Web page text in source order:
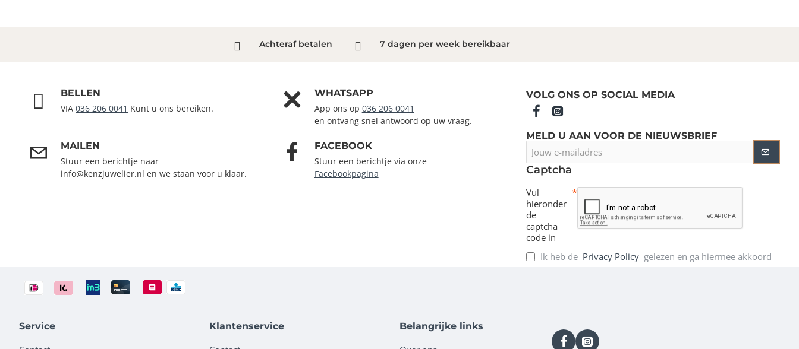
Achteraf betalen 7 dagen per week bereikbaar
BELLEN
VIA 036 206 0041 Kunt u ons bereiken.
WHATSAPP
App ons op 036 206 0041
en ontvang snel antwoord op uw vraag.
MAILEN
Stuur een berichtje naar
info@kenzjuwelier.nl en we staan voor u klaar.
FACEBOOK
Stuur een berichtje via onze
Facebookpagina
VOLG ONS OP SOCIAL MEDIA
MELD U AAN VOOR DE NIEUWSBRIEF
Jouw
e-
mailadres
Captcha
Vul
hieronder
de
captcha
code in
Ik heb de Privacy Policy gelezen en ga hiermee akkoord
Service Klantenservice Belangrijke links